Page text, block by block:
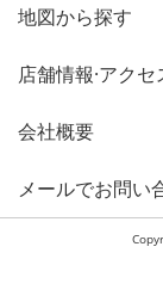
地図から探す
店舗情報·アクセ
会社概要
メールでお問い